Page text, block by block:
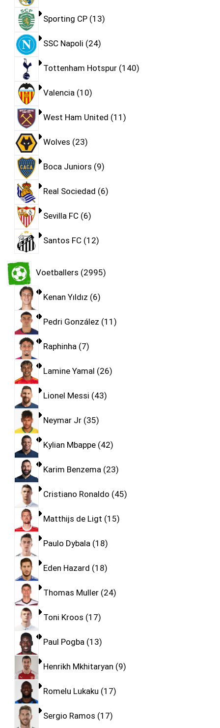
Sporting CP 13
SSC Napoli 24
Tottenham Hotspur 140
Valencia 10
West Ham United 11
Wolves 23
Boca Juniors 9
Real Sociedad 6
Sevilla FC 6
Santos FC 12
Voetballers 2995
Kenan Yıldız 6
Pedri González 11
Raphinha 7
Lamine Yamal 26
Lionel Messi 43
Neymar Jr 35
Kylian Mbappe 42
Karim Benzema 23
Cristiano Ronaldo 45
Matthijs de Ligt 15
Paulo Dybala 18
Eden Hazard 18
Thomas Muller 24
Toni Kroos 17
Paul Pogba 13
Henrikh Mkhitaryan 9
Romelu Lukaku 17
Sergio Ramos 17